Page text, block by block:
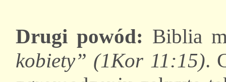
Drugi powód: Biblia
kobiety” (1Kor 11:15).